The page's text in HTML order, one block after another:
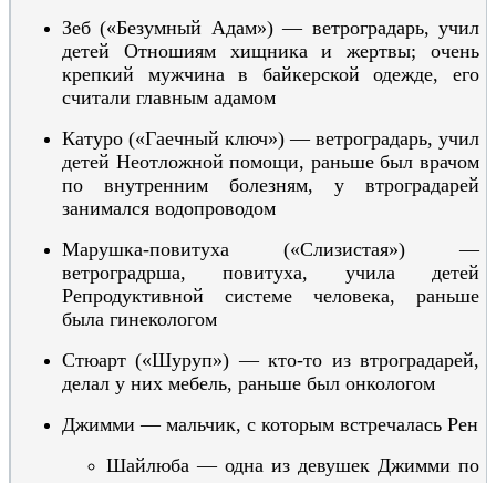
Зеб(«Безумный Адам»)— ветроградарь, учил
детей Отношиям хищника и жертвы; очень
крепкий мужчинав байкерской одежде, его
считали главным адамом
Катуро («Гаечный ключ») — ветроградарь, учил
детей Неотложной помощи, раньше был врачом
по внутренним болезням, у втроградарей
занимался водопроводом
Марушка-повитуха («Слизистая») —
ветроградрша, повитуха, учила детей
Репродуктивной системе человека, раньше
была гинекологом
Стюарт («Шуруп») — кто-то из втроградарей,
делал у них мебель, раньше был онкологом
Джимми — мальчик, с которым встречалась Рен
Шайлюба — одна из девушек Джимми по